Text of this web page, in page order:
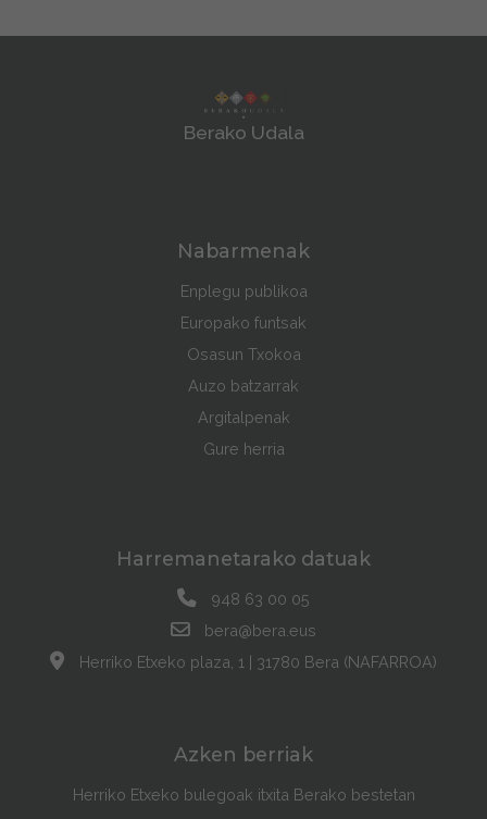
Berako Udala
Nabarmenak
Enplegu publikoa
Europako funtsak
Osasun Txokoa
Auzo batzarrak
Argitalpenak
Gure herria
Harremanetarako datuak
948 63 00 05
bera@bera.eus
Herriko Etxeko plaza, 1 | 31780 Bera (NAFARROA)
Azken berriak
Herriko Etxeko bulegoak itxita Berako bestetan